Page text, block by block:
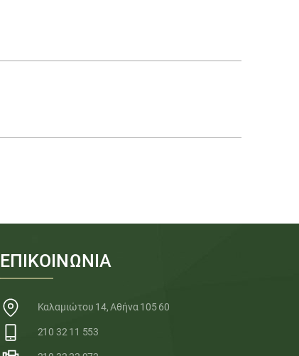
ΕΠΙΚΟΙΝΩΝΙΑ
Καλαμιώτου 14, Αθήνα 105 60
210 32 11 553